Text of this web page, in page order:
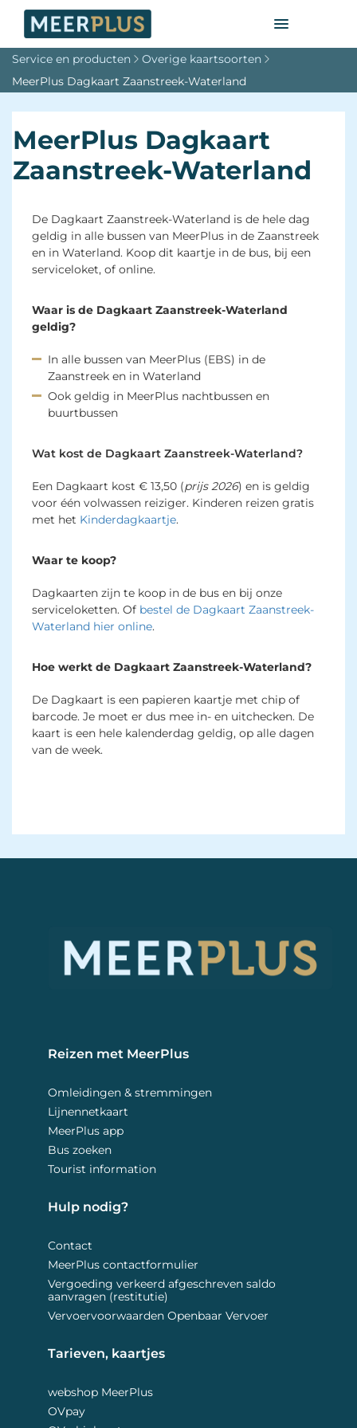
Service en producten
Overige kaartsoorten
MeerPlus Dagkaart Zaanstreek-Waterland
MeerPlus Dagkaart
Zaanstreek-Waterland
De Dagkaart Zaanstreek-Waterland is de hele dag
geldig in alle bussen van MeerPlus in de Zaanstreek
en in Waterland. Koop dit kaartje in de bus, bij een
serviceloket, of online.
Waar is de Dagkaart Zaanstreek-Waterland
geldig?
In alle bussen van MeerPlus (EBS) in de
Zaanstreek en in Waterland
Ook geldig in MeerPlus nachtbussen en
buurtbussen
Wat kost de Dagkaart Zaanstreek-Waterland?
Een Dagkaart kost € 13,50 (prijs 2026) en is geldig
voor één volwassen reiziger. Kinderen reizen gratis
met het Kinderdagkaartje.
Waar te koop?
Dagkaarten zijn te koop in de bus en bij onze
serviceloketten. Of bestel de Dagkaart Zaanstreek-
Waterland hier online.
Hoe werkt de Dagkaart Zaanstreek-Waterland?
De Dagkaart is een papieren kaartje met chip of
barcode. Je moet er dus mee in- en uitchecken. De
kaart is een hele kalenderdag geldig, op alle dagen
van de week.
Reizen met MeerPlus
Omleidingen & stremmingen
Lijnennetkaart
MeerPlus app
Bus zoeken
Tourist information
Hulp nodig?
Contact
MeerPlus contactformulier
Vergoeding verkeerd afgeschreven saldo
aanvragen (restitutie)
Vervoervoorwaarden Openbaar Vervoer
Tarieven, kaartjes
webshop MeerPlus
OVpay